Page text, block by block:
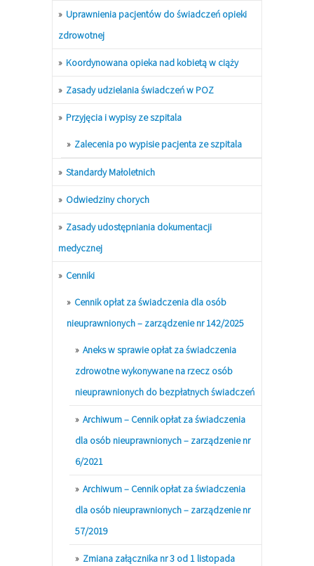
Uprawnienia pacjentów do świadczeń opieki
zdrowotnej
Koordynowana opieka nad kobietą w ciąży
Zasady udzielania świadczeń w POZ
Przyjęcia i wypisy ze szpitala
Zalecenia po wypisie pacjenta ze szpitala
Standardy Małoletnich
Odwiedziny chorych
Zasady udostępniania dokumentacji
medycznej
Cenniki
Cennik opłat za świadczenia dla osób
nieuprawnionych – zarządzenie nr 142/2025
Aneks w sprawie opłat za świadczenia
zdrowotne wykonywane na rzecz osób
nieuprawnionych do bezpłatnych świadczeń
Archiwum – Cennik opłat za świadczenia
dla osób nieuprawnionych – zarządzenie nr
6/2021
Archiwum – Cennik opłat za świadczenia
dla osób nieuprawnionych – zarządzenie nr
57/2019
Zmiana załącznika nr 3 od 1 listopada